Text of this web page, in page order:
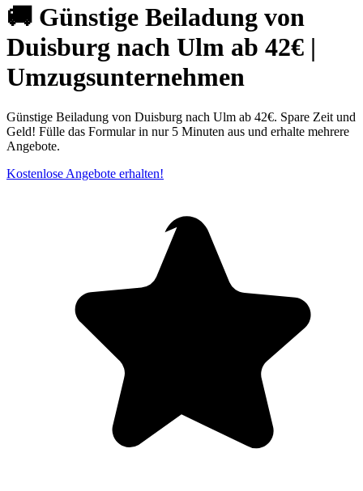
🚚 Günstige Beiladung von
Duisburg nach Ulm ab 42€ |
Umzugsunternehmen
Günstige Beiladung von Duisburg nach Ulm ab 42€. Spare Zeit und
Geld! Fülle das Formular in nur 5 Minuten aus und erhalte mehrere
Angebote.
Kostenlose Angebote erhalten!